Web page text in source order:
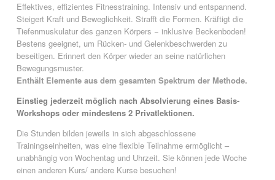
Effektives, effizientes Fitnesstraining. Intensiv und entspannend.
Steigert Kraft und Beweglichkeit. Strafft die Formen. Kräftigt die
Tiefenmuskulatur des ganzen Körpers − inklusive Beckenboden!
Bestens geeignet, um Rücken- und Gelenkbeschwerden zu
beseitigen. Erinnert den Körper wieder an seine natürlichen
Bewegungsmuster.
Enthält Elemente aus dem gesamten Spektrum der Methode.
Einstieg jederzeit möglich nach Absolvierung eines Basis-
Workshops oder mindestens 2 Privatlektionen.
Die Stunden bilden jeweils in sich abgeschlossene
Trainingseinheiten, was eine flexible Teilnahme ermöglicht –
unabhängig von Wochentag und Uhrzeit. Sie können jede Woche
einen anderen Kurs/ andere Kurse besuchen!